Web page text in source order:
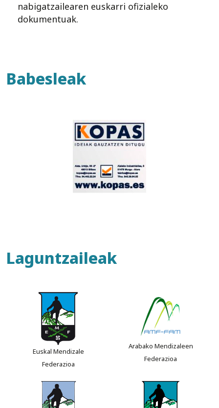
nabigatzailearen euskarri ofizialeko
dokumentuak.
Babesleak
Laguntzaileak
Euskal Mendizale
Federazioa
Arabako Mendizaleen
Federazioa